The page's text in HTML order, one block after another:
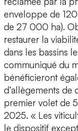
enveloppe de
de 27 000 ha).
restaurer la
dans les bassins
communiqué du
bénéficieront
d’allègements de
premier volet de
2025. « Les
le dispositif